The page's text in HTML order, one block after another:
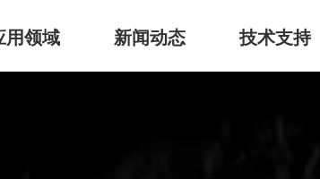
用领域 新闻动态 技术支持